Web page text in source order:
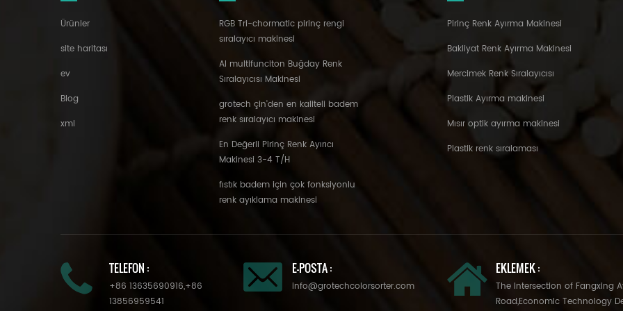
Ürünler
site haritası
ev
Blog
xml
RGB Tri-chormatic pirinç rengi
sıralayıcı makinesi
AI multifunciton Buğday Renk
Sıralayıcısı Makinesi
grotech çin'den en kaliteli badem
renk sıralayıcı makinesi
En Değerli Pirinç Renk Ayırıcı
Makinesi 3-4 T/H
fıstık badem için çok fonksiyonlu
renk ayıklama makinesi
Pirinç Renk Ayırma Makinesi
Bakliyat Renk Ayırma Makinesi
Mercimek Renk Sıralayıcısı
Plastik Ayırma makinesi
Mısır optik ayırma makinesi
Plastik renk sıralaması
TELEFON :
+86 13635690916,+86
13856959541
E-POSTA :
info@grotechcolorsorter.com
EKLEMEK :
The Intersection of Fangxing
Road,Economic Technology